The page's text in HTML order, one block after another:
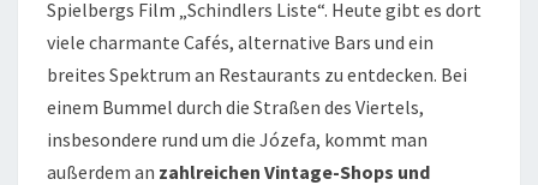
Spielbergs Film „Schindlers Liste“. Heute gibt es dort
viele charmante Cafés, alternative Bars und ein
breites Spektrum an Restaurants zu entdecken. Bei
einem Bummel durch die Straßen des Viertels,
insbesondere rund um die Józefa, kommt man
außerdem an zahlreichen Vintage-Shops und